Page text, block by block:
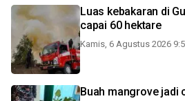
Luas kebakaran di
capai 60 hektare
Kamis, 6 Agustus 2026
Buah mangrove jadi